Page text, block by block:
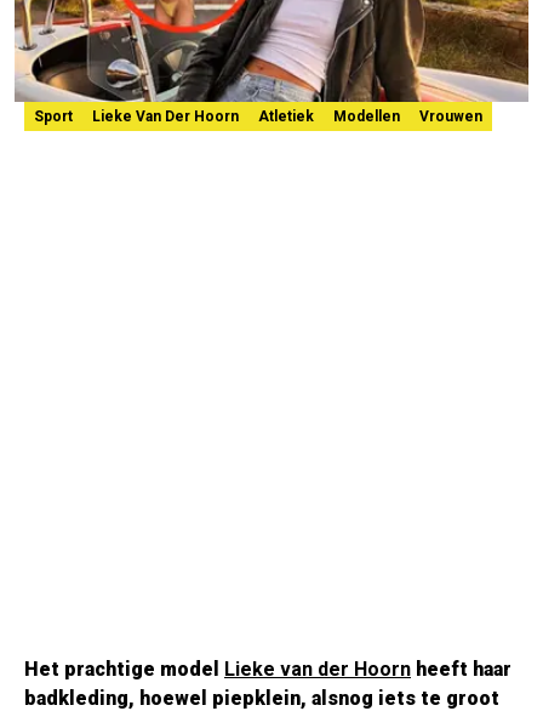
Sport Lieke Van Der Hoorn Atletiek Modellen Vrouwen
Het prachtige model Lieke van der Hoorn heeft haar
badkleding, hoewel piepklein, alsnog iets te groot